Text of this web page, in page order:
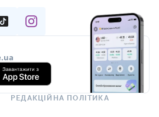
РЕДАКЦІЙНА ПОЛІТИКА